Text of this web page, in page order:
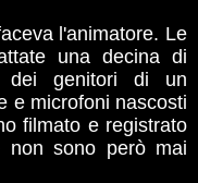
l'animatore. Le
una decina di
dei genitori di un
e microfoni nascosti
filmato e registrato
non sono però mai